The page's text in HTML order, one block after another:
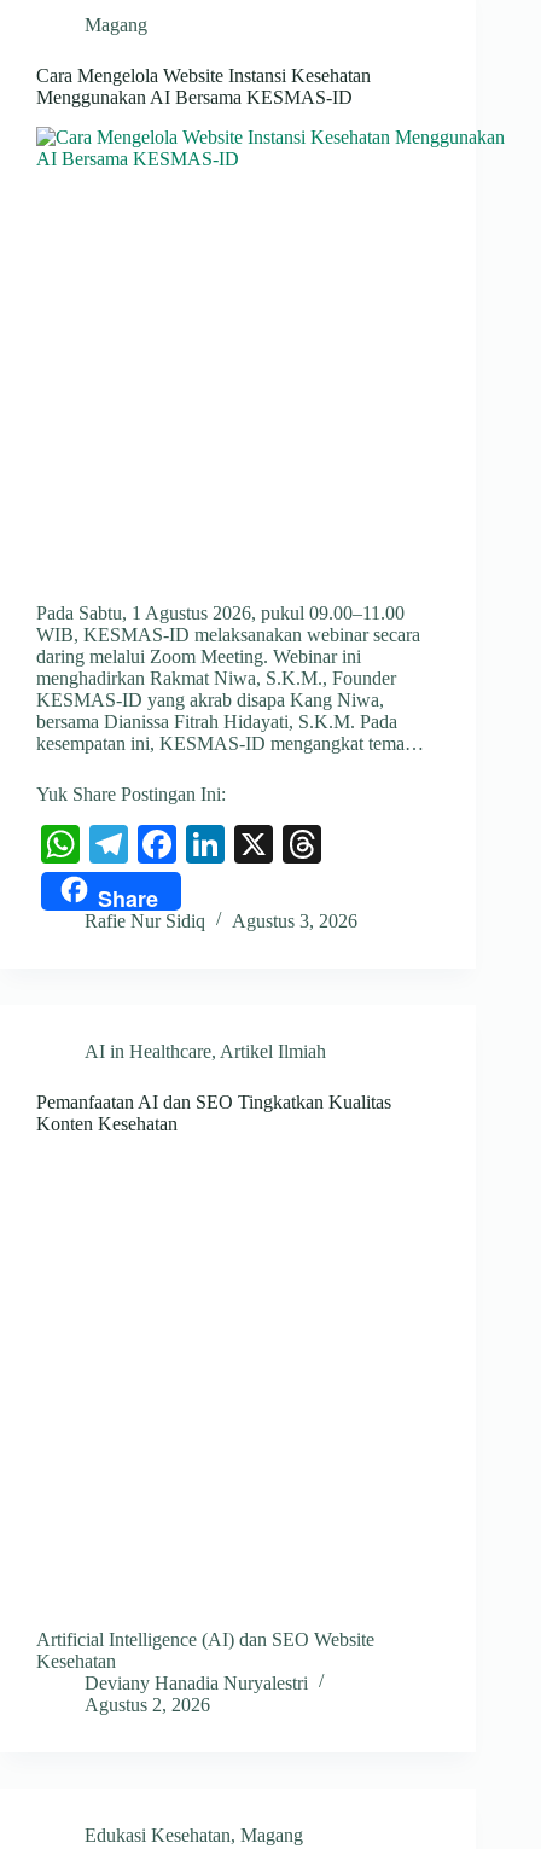
Magang
Cara Mengelola Website Instansi Kesehatan
Menggunakan AI Bersama KESMAS-ID
Pada Sabtu, 1 Agustus 2026, pukul 09.00–11.00
WIB, KESMAS-ID melaksanakan webinar secara
daring melalui Zoom Meeting. Webinar ini
menghadirkan Rakmat Niwa, S.K.M., Founder
KESMAS-ID yang akrab disapa Kang Niwa,
bersama Dianissa Fitrah Hidayati, S.K.M. Pada
kesempatan ini, KESMAS-ID mengangkat tema…
Yuk Share Postingan Ini:
W
ha
ts
Te
le
gr
Fa
ce
bo
Li
ed
X
ea
Share
Rafie Nur Sidiq Agustus 3, 2026
AI in Healthcare, Artikel Ilmiah
Pemanfaatan AI dan SEO Tingkatkan Kualitas
Konten Kesehatan
Artificial Intelligence (AI) dan SEO Website
Kesehatan
Deviany Hanadia Nuryalestri
Agustus 2, 2026
Edukasi Kesehatan, Magang